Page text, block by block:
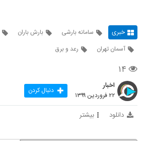
خبری سامانه بارشی بارش باران
آسمان تهران
رعد و برق
۱۴
اخبار
۲۲ فروردین ۱۳۹۹ دنبال کردن
دانلود بیشتر